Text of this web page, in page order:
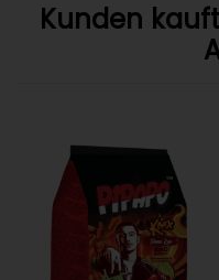
Kunden